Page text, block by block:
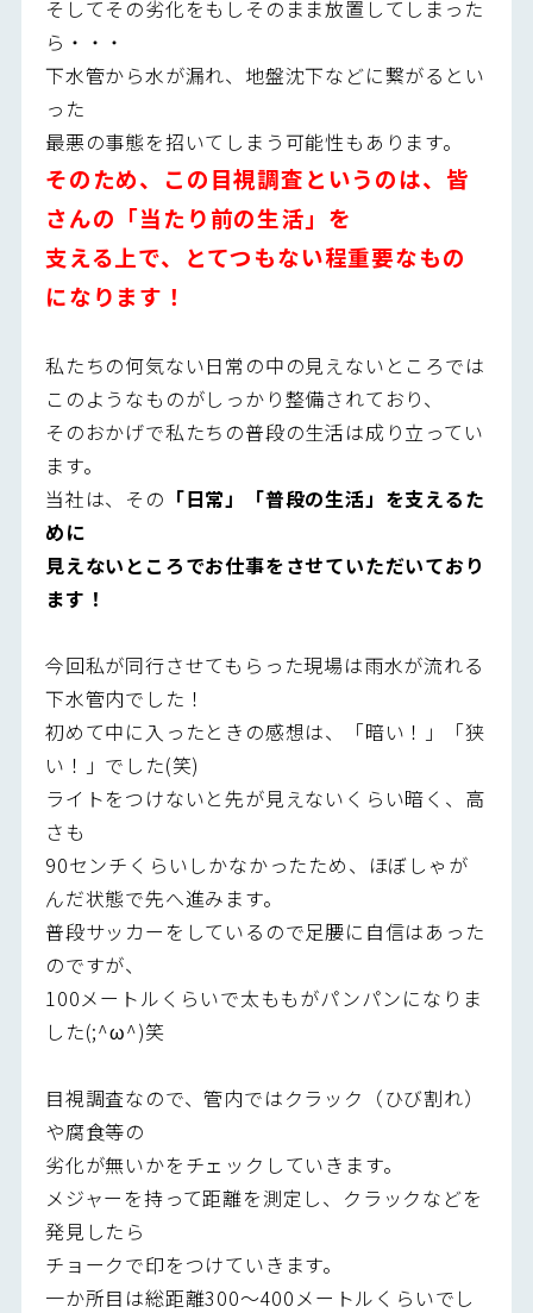
そしてその劣化をもしそのまま放置してしまった
ら・・・
下水管から水が漏れ、地盤沈下などに繋がるとい
った
最悪の事態を招いてしまう可能性もあります。
そのため、この目視調査というのは、皆
さんの「当たり前の生活」を
支える上で、とてつもない程重要なもの
になります！
私たちの何気ない日常の中の見えないところでは
このようなものがしっかり整備されており、
そのおかげで私たちの普段の生活は成り立ってい
ます。
当社は、その 「日常」「普段の生活」を支えるた
めに
見えないところでお仕事をさせていただいており
ます！
今回私が同行させてもらった現場は雨水が流れる
下水管内でした！
初めて中に入ったときの感想は、「暗い！」「狭
い！」でした(笑)
ライトをつけないと先が見えないくらい暗く、高
さも
90センチくらいしかなかったため、ほぼしゃが
んだ状態で先へ進みます。
普段サッカーをしているので足腰に自信はあった
のですが、
100メートルくらいで太ももがパンパンになりま
した(;^ω^)笑
目視調査なので、管内ではクラック（ひび割れ）
や腐食等の
劣化が無いかをチェックしていきます。
メジャーを持って距離を測定し、クラックなどを
発見したら
チョークで印をつけていきます。
一か所目は総距離300～400メートルくらいでし